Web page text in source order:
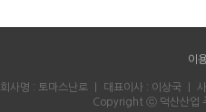
이
회사명 : 토마스난로｜ 대표이사 : 이상국｜
Copyright ⓒ 덕산산업